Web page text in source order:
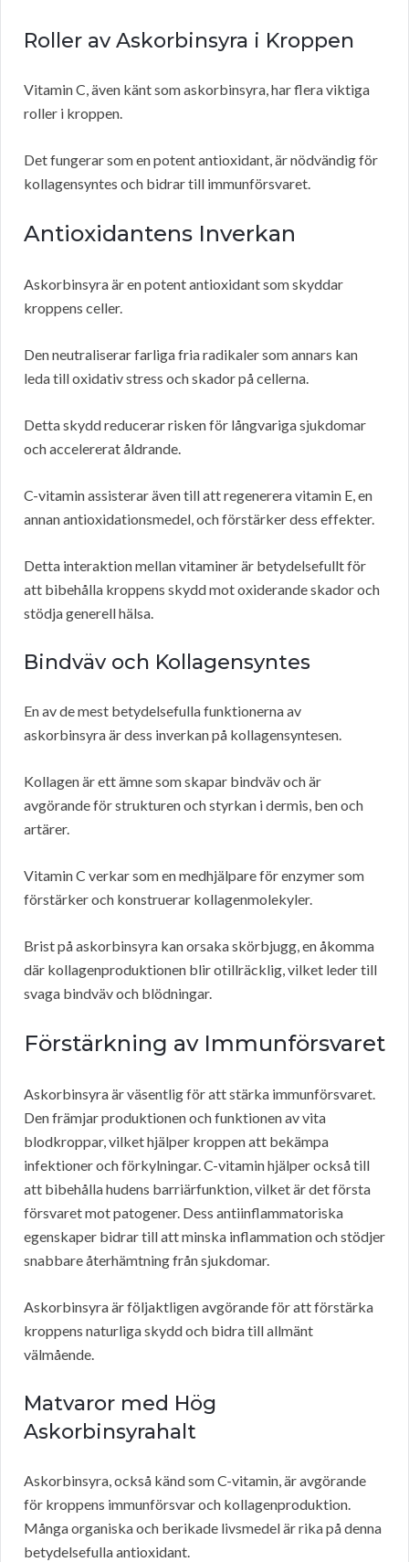
Roller av Askorbinsyra i Kroppen
Vitamin C, även känt som askorbinsyra, har flera viktiga
roller i kroppen.
Det fungerar som en potent antioxidant, är nödvändig för
kollagensyntes och bidrar till immunförsvaret.
Antioxidantens Inverkan
Askorbinsyra är en potent antioxidant som skyddar
kroppens celler.
Den neutraliserar farliga fria radikaler som annars kan
leda till oxidativ stress och skador på cellerna.
Detta skydd reducerar risken för långvariga sjukdomar
och accelererat åldrande.
C-vitamin assisterar även till att regenerera vitamin E, en
annan antioxidationsmedel, och förstärker dess effekter.
Detta interaktion mellan vitaminer är betydelsefullt för
att bibehålla kroppens skydd mot oxiderande skador och
stödja generell hälsa.
Bindväv och Kollagensyntes
En av de mest betydelsefulla funktionerna av
askorbinsyra är dess inverkan på kollagensyntesen.
Kollagen är ett ämne som skapar bindväv och är
avgörande för strukturen och styrkan i dermis, ben och
artärer.
Vitamin C verkar som en medhjälpare för enzymer som
förstärker och konstruerar kollagenmolekyler.
Brist på askorbinsyra kan orsaka skörbjugg, en åkomma
där kollagenproduktionen blir otillräcklig, vilket leder till
svaga bindväv och blödningar.
Förstärkning av Immunförsvaret
Askorbinsyra är väsentlig för att stärka immunförsvaret.
Den främjar produktionen och funktionen av vita
blodkroppar, vilket hjälper kroppen att bekämpa
infektioner och förkylningar. C-vitamin hjälper också till
att bibehålla hudens barriärfunktion, vilket är det första
försvaret mot patogener. Dess antiinflammatoriska
egenskaper bidrar till att minska inflammation och stödjer
snabbare återhämtning från sjukdomar.
Askorbinsyra är följaktligen avgörande för att förstärka
kroppens naturliga skydd och bidra till allmänt
välmående.
Matvaror med Hög
Askorbinsyrahalt
Askorbinsyra, också känd som C-vitamin, är avgörande
för kroppens immunförsvar och kollagenproduktion.
Många organiska och berikade livsmedel är rika på denna
betydelsefulla antioxidant.